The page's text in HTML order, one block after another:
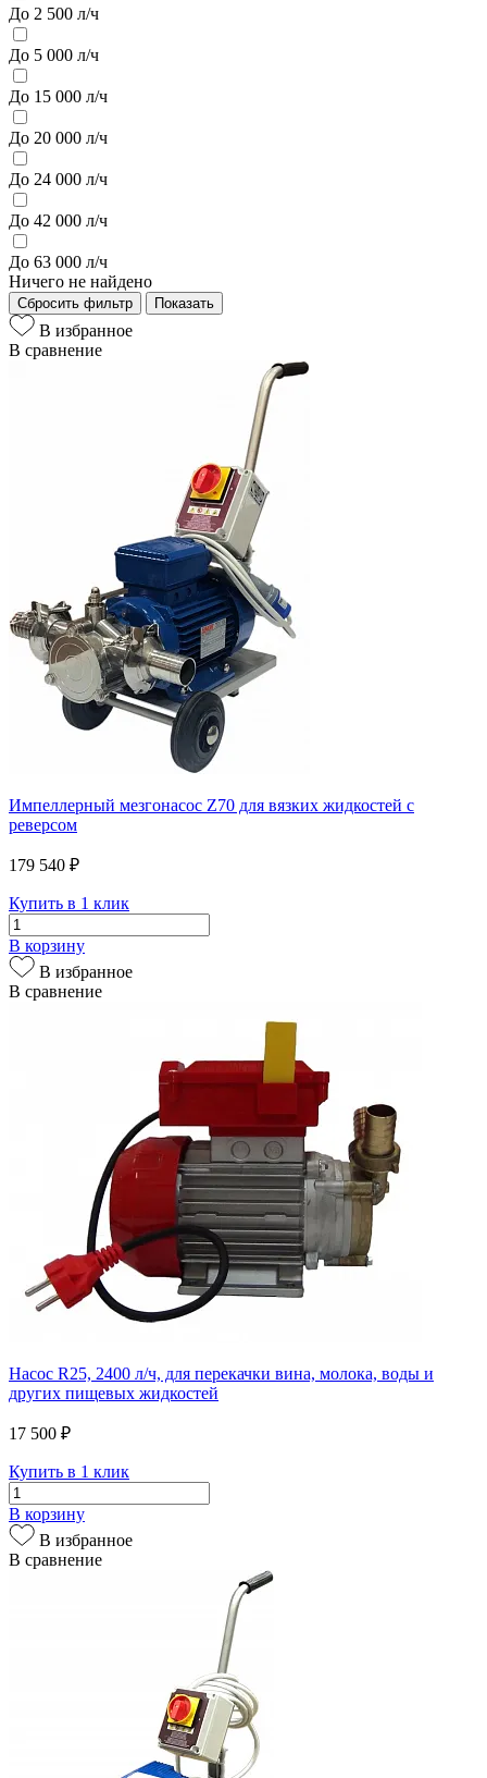
До 2 500 л/ч
До 5 000 л/ч
До 15 000 л/ч
До 20 000 л/ч
До 24 000 л/ч
До 42 000 л/ч
До 63 000 л/ч
Ничего не найдено
Сбросить фильтр Показать
В избранное
В сравнение
Импеллерный мезгонасос Z70 для вязких жидкостей с
реверсом
179 540 ₽
Купить в 1 клик
В корзину
В избранное
В сравнение
Насос R25, 2400 л/ч, для перекачки вина, молока, воды и
других пищевых жидкостей
17 500 ₽
Купить в 1 клик
В корзину
В избранное
В сравнение